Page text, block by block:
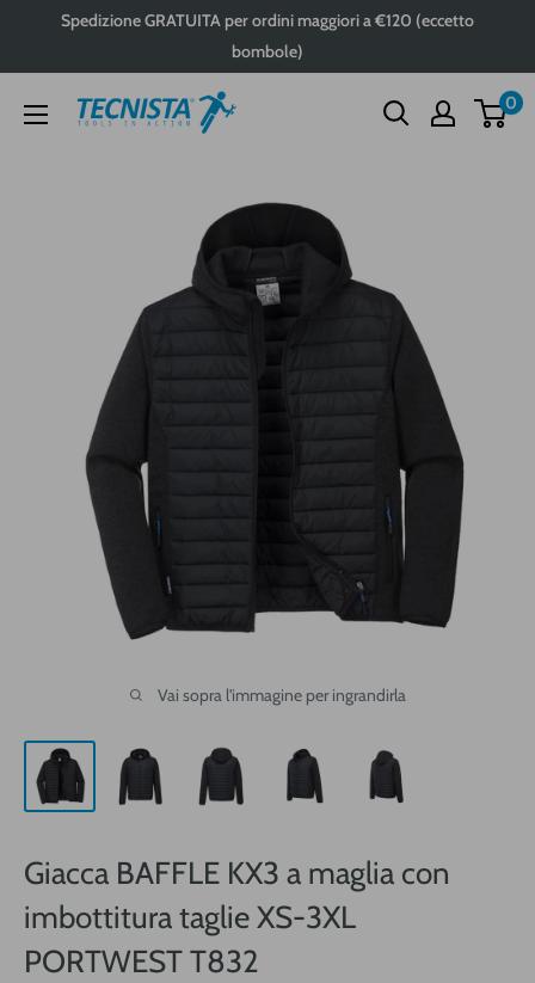
Spedizione GRATUITA per ordini maggiori a €120 (eccetto
bombole)
Tecnista 0
Vai sopra l'immagine per ingrandirla
Giacca BAFFLE KX3 a maglia con
imbottitura taglie XS-3XL
PORTWEST T832